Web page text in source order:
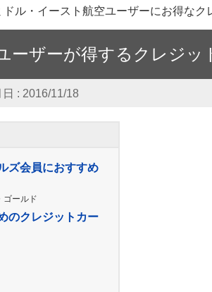
ドル・イースト航空ユーザーにお得なク
ーザーが得するクレジッ
: 2016/11/18
ズ会員におすすめ
ゴールド
のクレジットカー